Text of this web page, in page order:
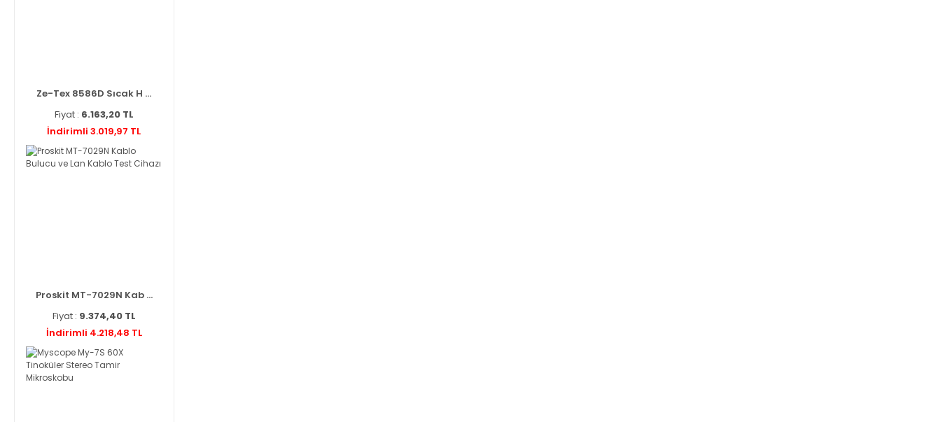
Ze-Tex 8586D Sıcak H ...
Fiyat : 6.163,20 TL
İndirimli 3.019,97 TL
Proskit MT-7029N Kab ...
Fiyat : 9.374,40 TL
İndirimli 4.218,48 TL